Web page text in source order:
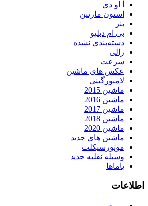
آ او دی
استون مارتین
بنز
بی ام دبلیو
دسته‌بندی نشده
رالی
سرعت
عکس های ماشین
لامبورگینی
ماشین 2015
ماشین 2016
ماشین 2017
ماشین 2018
ماشین 2020
ماشین های جدید
موتورسیکلت
وسیله نقلیه جدید
یاماها
اطلاعات